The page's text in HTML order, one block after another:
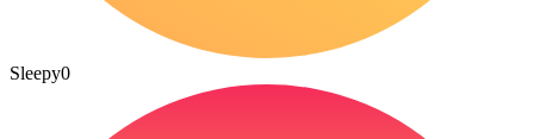
Sleepy0